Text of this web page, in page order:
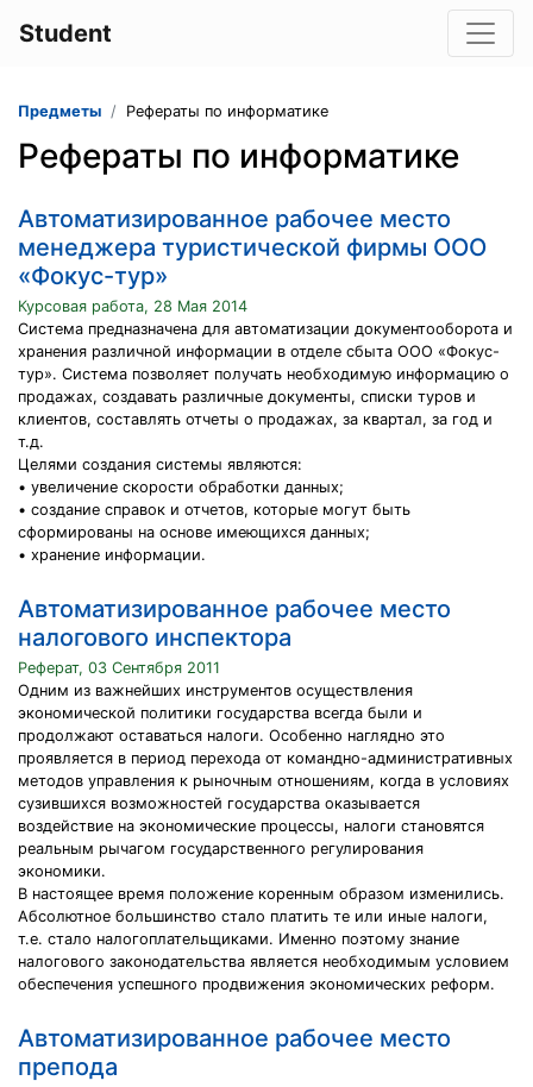
Student
Предметы Рефераты по информатике
Рефераты по информатике
Автоматизированное рабочее место
менеджера туристической фирмы ООО
«Фокус-тур»
Курсовая работа, 28 Мая 2014
Система предназначена для автоматизации документооборота и
хранения различной информации в отделе сбыта ООО «Фокус-
тур». Система позволяет получать необходимую информацию о
продажах, создавать различные документы, списки туров и
клиентов, составлять отчеты о продажах, за квартал, за год и
т.д.
Целями создания системы являются:
• увеличение скорости обработки данных;
• создание справок и отчетов, которые могут быть
сформированы на основе имеющихся данных;
• хранение информации.
Автоматизированное рабочее место
налогового инспектора
Реферат, 03 Сентября 2011
Одним из важнейших инструментов осуществления
экономической политики государства всегда были и
продолжают оставаться налоги. Особенно наглядно это
проявляется в период перехода от командно-административных
методов управления к рыночным отношениям, когда в условиях
сузившихся возможностей государства оказывается
воздействие на экономические процессы, налоги становятся
реальным рычагом государственного регулирования
экономики.
В настоящее время положение коренным образом изменились.
Абсолютное большинство стало платить те или иные налоги,
т.е. стало налогоплательщиками. Именно поэтому знание
налогового законодательства является необходимым условием
обеспечения успешного продвижения экономических реформ.
Автоматизированное рабочее место
препода